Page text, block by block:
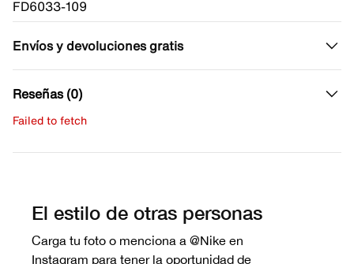
FD6033-109
Envíos y devoluciones gratis
Reseñas (0)
Failed to fetch